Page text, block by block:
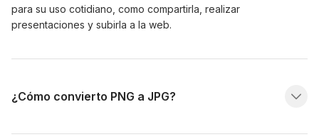
para su uso cotidiano, como compartirla, realizar
presentaciones y subirla a la web.
¿Cómo convierto PNG a JPG?